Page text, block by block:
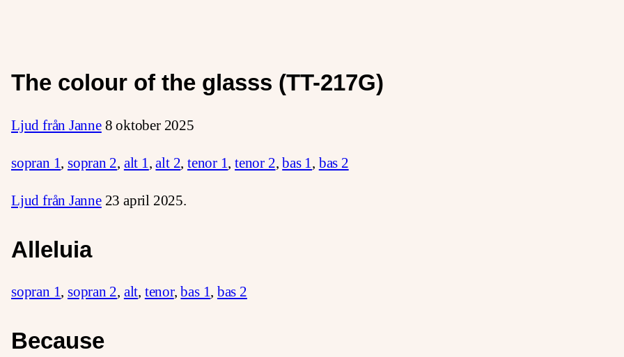
The colour of the glasss (TT-217G)
Ljud från Janne8 oktober 2025
sopran 1, sopran 2, alt 1 ,alt 2, tenor 1,tenor 2,bas 1 , bas 2
Ljud från Janne23 april 2025.
Alleluia
sopran 1, sopran 2, alt, tenor,bas 1, bas 2
Because